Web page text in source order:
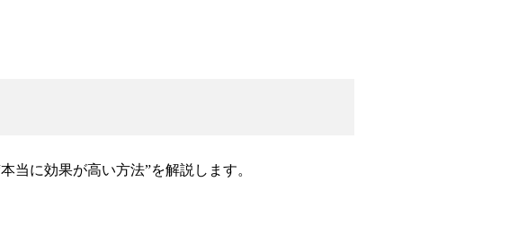
当に効果が高い方法”を解説します。